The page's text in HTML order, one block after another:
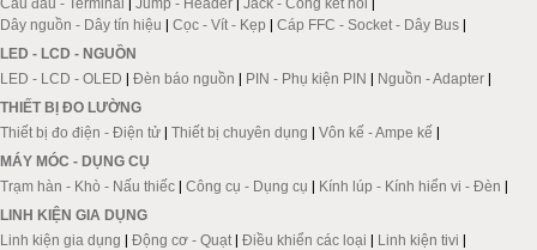
Dây nguồn - Dây tín hiệu | Cọc - Vít - Kẹp | Cáp FFC - Socket - Dây Bus |
LED - LCD - NGUỒN
LED - LCD - OLED | Đèn báo nguồn | PIN - Phụ kiện PIN | Nguồn - Adapter |
THIẾT BỊ ĐO LƯỜNG
Thiết bị đo điện - Điện tử | Thiết bị chuyên dụng | Vôn kế - Ampe kế |
MÁY MÓC - DỤNG CỤ
Trạm hàn - Khò - Nấu thiếc | Công cụ - Dụng cụ | Kính lúp - Kính hiển vi - Đèn |
LINH KIỆN GIA DỤNG
Linh kiện gia dụng | Động cơ - Quạt | Điều khiển các loại | Linh kiện tivi |